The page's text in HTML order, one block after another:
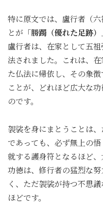
特に原文では、盧行者（
とが「勝躅（優れた足跡）
盧行者は、在家として五
法されました。これは、
た仏法に帰依し、その象
ことが、どれほど広大な
のです。
袈裟を身にまとうことは
であっても、必ず無上の
就する護身符となるほど
功徳は、修行者の猛烈な
く、ただ袈裟が持つ不思
ほどです。